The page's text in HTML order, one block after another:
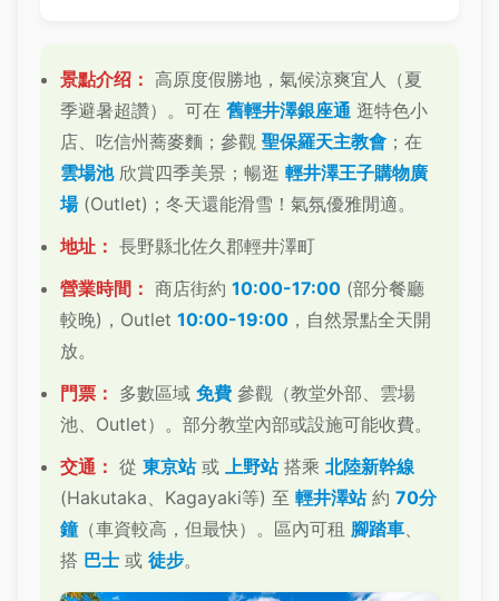
景點介绍： 高原度假勝地，氣候涼爽宜人（夏
季避暑超讚）。可在 舊輕井澤銀座通 逛特色小
店、吃信州蕎麥麵；參觀 聖保羅天主教會 ；在
雲場池欣賞四季美景；暢逛 輕井澤王子購物廣
場(Outlet)；冬天還能滑雪！氣氛優雅閒適。
地址： 長野縣北佐久郡輕井澤町
營業時間： 商店街約 10:00-17:00 (部分餐廳
較晚)，Outlet 10:00-19:00 ，自然景點全天開
放。
門票： 多數區域 免費 參觀（教堂外部、雲場
池、Outlet）。部分教堂內部或設施可能收費。
交通： 從 東京站或 上野站搭乘 北陸新幹線
(Hakutaka、Kagayaki等) 至 輕井澤站約 70分
鐘（車資較高，但最快）。區內可租 腳踏車、
搭 巴士 或 徒步。